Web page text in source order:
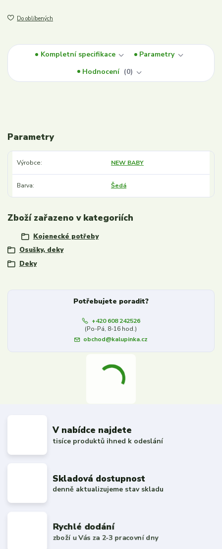
Do oblíbených
Kompletní specifikace
Parametry
Hodnocení
0
Parametry
Výrobce NEW BABY
Barva Šedá
Zboží zařazeno v kategoriích
Kojenecké potřeby
Osušky, deky
Deky
Potřebujete poradit?
+420 608 242526
(Po-Pá, 8-16 hod.)
obchod@kalupinka.cz
V nabídce najdete
tisíce produktů ihned k odeslání
Skladová dostupnost
denně aktualizujeme stav skladu
Rychlé dodání
zboží u Vás za 2-3 pracovní dny